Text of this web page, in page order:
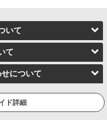
いて
て
について
ド詳細